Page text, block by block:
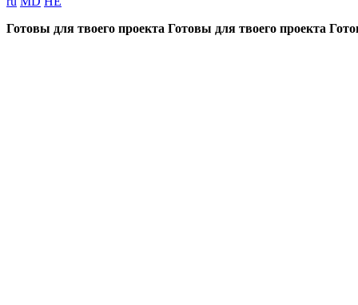
Готовы для твоего проекта Готовы для твоего проекта